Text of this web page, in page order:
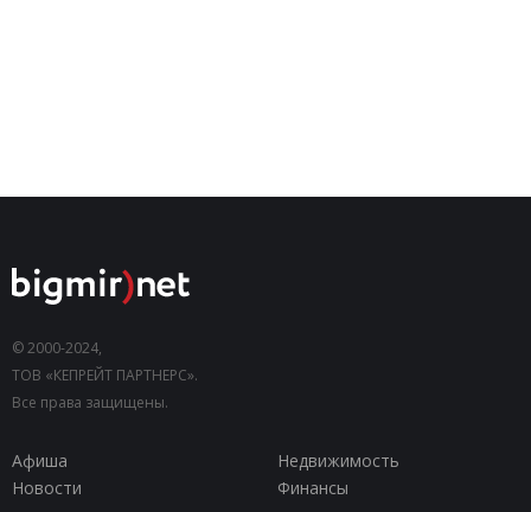
© 2000-2024,
ТОВ «КЕПРЕЙТ ПАРТНЕРС».
Все права защищены.
Афиша
Недвижимость
Новости
Финансы